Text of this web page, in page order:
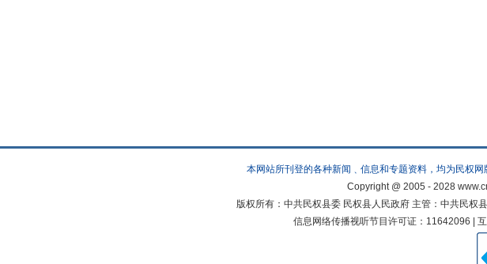
本网站所刊登的各种新闻﹑信息和专题资料，均为民权
Copyright @ 2005 - 2028
版权所有：中共民权县委 民权县人民政府 主管：中共民
信息网络传播视听节目许可证：11642096 |